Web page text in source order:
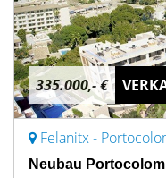
335.000,- €
Felanitx -
Neubau